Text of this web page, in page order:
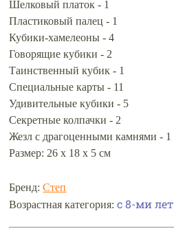
Шелковый платок - 1
Пластиковый палец - 1
Кубики-хамелеоны - 4
Говорящие кубики - 2
Таинственный кубик - 1
Специальные карты - 11
Удивительные кубики - 5
Секретные колпачки - 2
Жезл с драгоценными камнями - 1
Размер: 26 х 18 х 5 см
Бренд:Степ
Возрастная категория:с 8-ми лет